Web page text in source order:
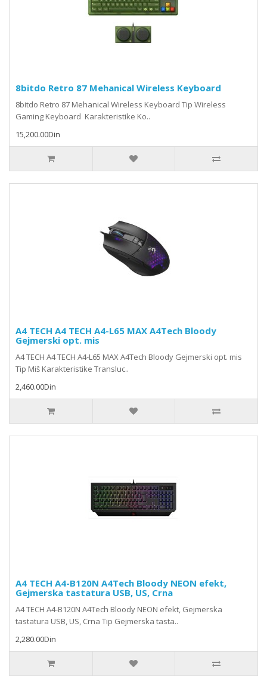
8bitdo Retro 87 Mehanical Wireless Keyboard
8bitdo Retro 87 Mehanical Wireless Keyboard Tip Wireless
Gaming Keyboard Karakteristike Ko..
15,200.00Din
A4 TECH A4 TECH A4-L65 MAX A4Tech Bloody
Gejmerski opt. mis
A4 TECH A4 TECH A4-L65 MAX A4Tech Bloody Gejmerski opt. mis
Tip Miš Karakteristike Transluc..
2,460.00Din
A4 TECH A4-B120N A4Tech Bloody NEON efekt,
Gejmerska tastatura USB, US, Crna
A4 TECH A4-B120N A4Tech Bloody NEON efekt, Gejmerska
tastatura USB, US, Crna Tip Gejmerska tasta..
2,280.00Din